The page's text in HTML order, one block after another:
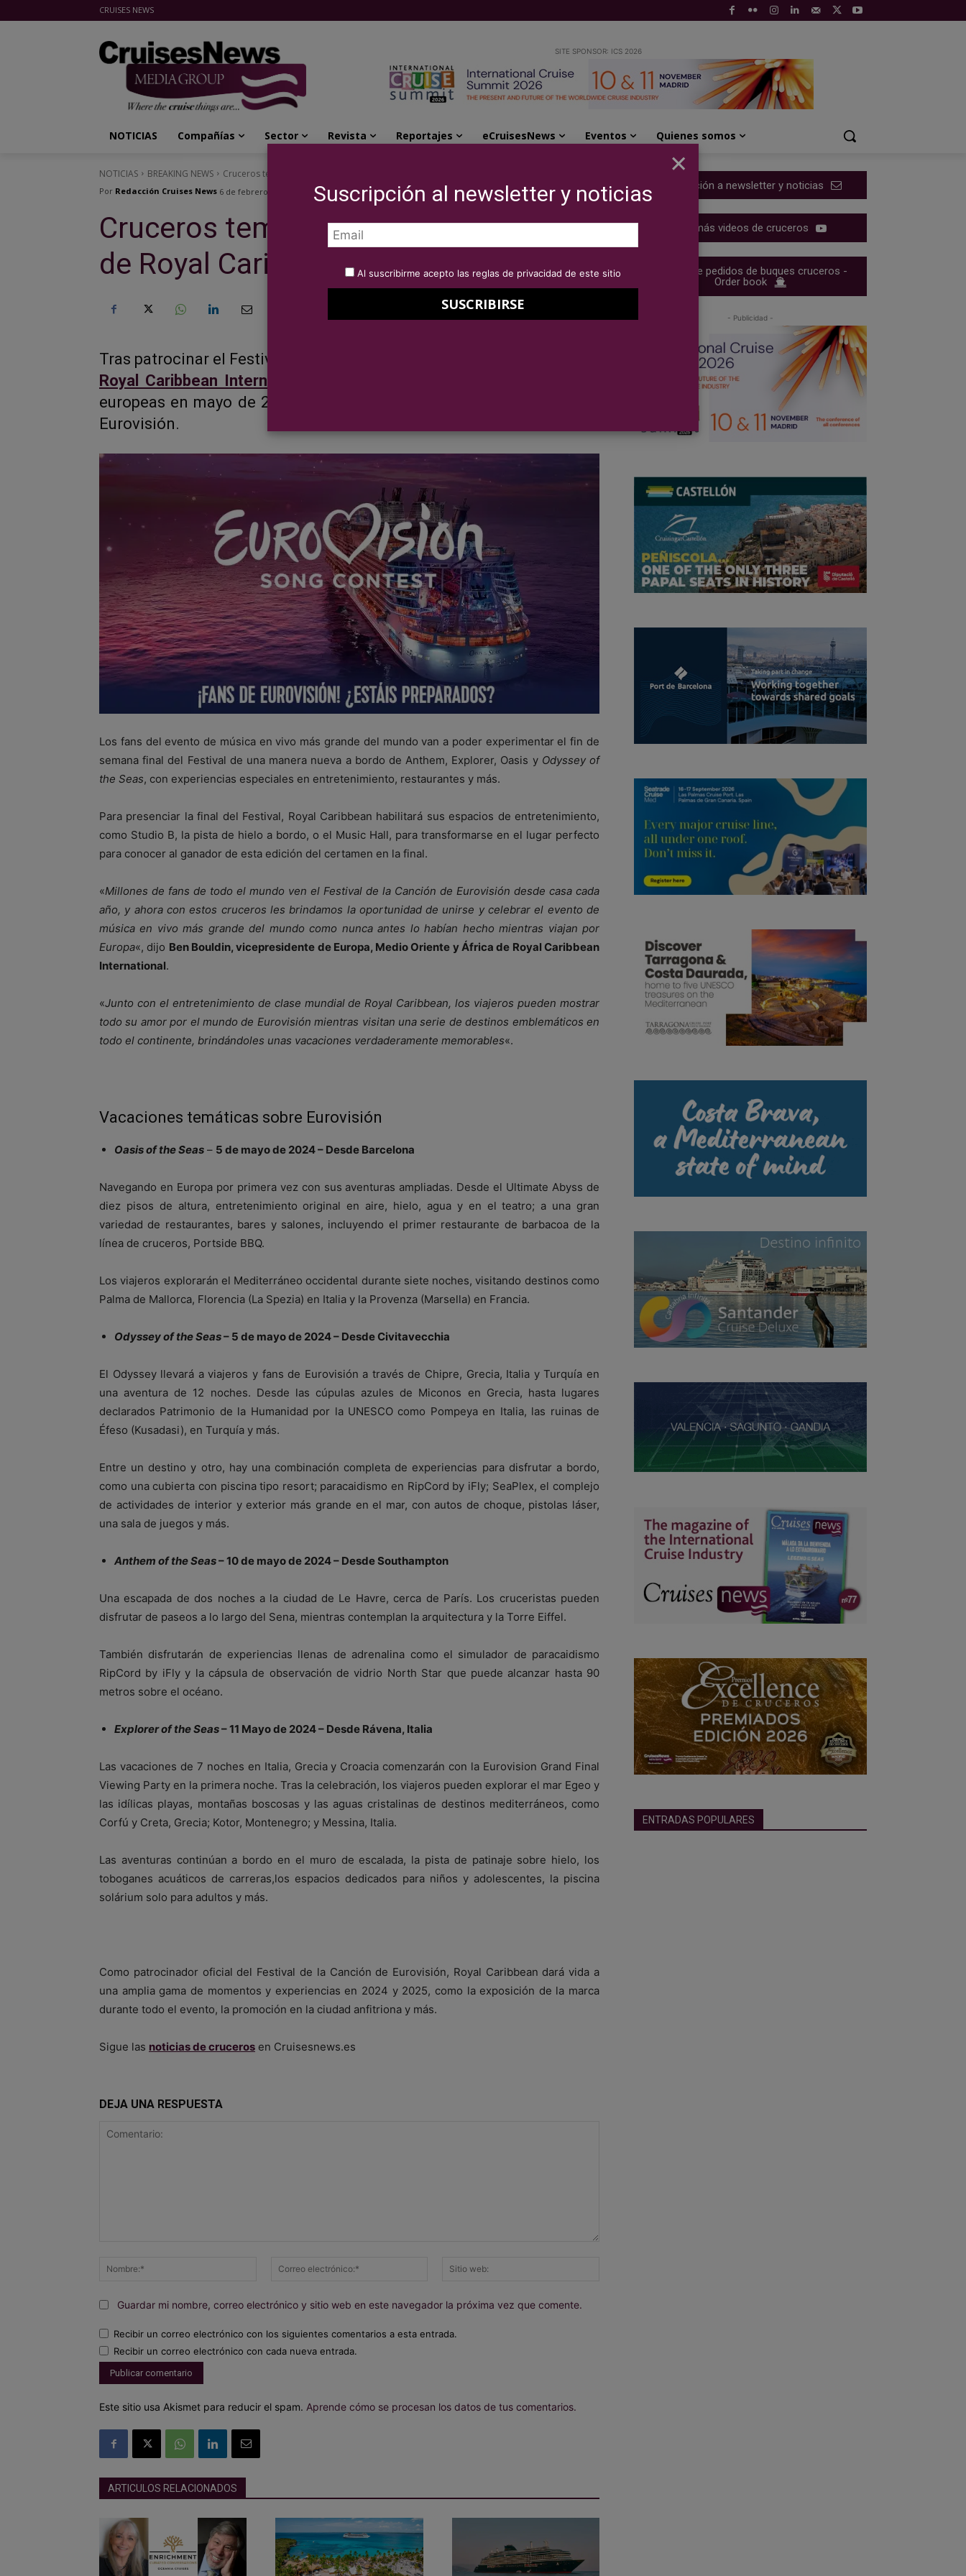
CRUISES NEWS
SITE SPONSOR: ICS 2026
NOTICIAS Compañías Sector Revista Reportajes eCruisesNews Eventos Quienes somos
NOTICIAS BREAKING NEWS Cruceros temáticos sobre Eurovisión de Royal Caribbean
Por Redacción Cruises News 6 de febrero de 2024
Cruceros temáticos sobre Eurovisión
de Royal Caribbean
Tras patrocinar el Festival de la Canción de Eurovisión de 2024 y 2025,
Royal Caribbean International
europeas en mayo de 2024 como cruceros oficiales temáticos sobre
Eurovisión.
Los fans del evento de música en vivo más grande del mundo van a poder experimentar el fin de
semana final del Festival de una manera nueva a bordo de Anthem, Explorer, Oasis y Odyssey of
the Seas, con experiencias especiales en entretenimiento, restaurantes y más.
Para presenciar la final del Festival, Royal Caribbean habilitará sus espacios de entretenimiento,
como Studio B, la pista de hielo a bordo, o el Music Hall, para transformarse en el lugar perfecto
para conocer al ganador de esta edición del certamen en la final.
«Millones de fans de todo el mundo ven el Festival de la Canción de Eurovisión desde casa cada
año, y ahora con estos cruceros les brindamos la oportunidad de unirse y celebrar el evento de
música en vivo más grande del mundo como nunca antes lo habían hecho mientras viajan por
Europa«, dijo Ben Bouldin, vicepresidente de Europa, Medio Oriente y África de Royal Caribbean
International.
«Junto con el entretenimiento de clase mundial de Royal Caribbean, los viajeros pueden mostrar
todo su amor por el mundo de Eurovisión mientras visitan una serie de destinos emblemáticos en
todo el continente, brindándoles unas vacaciones verdaderamente memorables«.
Vacaciones temáticas sobre Eurovisión
Oasis of the Seas – 5 de mayo de 2024 – Desde Barcelona
Navegando en Europa por primera vez con sus aventuras ampliadas. Desde el Ultimate Abyss de
diez pisos de altura, entretenimiento original en aire, hielo, agua y en el teatro; a una gran
variedad de restaurantes, bares y salones, incluyendo el primer restaurante de barbacoa de la
línea de cruceros, Portside BBQ.
Los viajeros explorarán el Mediterráneo occidental durante siete noches, visitando destinos como
Palma de Mallorca, Florencia (La Spezia) en Italia y la Provenza (Marsella) en Francia.
Odyssey of the Seas– 5 de mayo de 2024 – Desde Civitavecchia
El Odyssey llevará a viajeros y fans de Eurovisión a través de Chipre, Grecia, Italia y Turquía en
una aventura de 12 noches. Desde las cúpulas azules de Miconos en Grecia, hasta lugares
declarados Patrimonio de la Humanidad por la UNESCO como Pompeya en Italia, las ruinas de
Éfeso (Kusadasi), en Turquía y más.
Entre un destino y otro, hay una combinación completa de experiencias para disfrutar a bordo,
como una cubierta con piscina tipo resort; paracaidismo en RipCord by iFly; SeaPlex, el complejo
de actividades de interior y exterior más grande en el mar, con autos de choque, pistolas láser,
una sala de juegos y más.
Anthem of the Seas–10 de mayo de 2024 – Desde Southampton
Una escapada de dos noches a la ciudad de Le Havre, cerca de París. Los cruceristas pueden
disfrutar de paseos a lo largo del Sena, mientras contemplan la arquitectura y la Torre Eiffel.
También disfrutarán de experiencias llenas de adrenalina como el simulador de paracaidismo
RipCord by iFly y la cápsula de observación de vidrio North Star que puede alcanzar hasta 90
metros sobre el océano.
Explorer of the Seas– 11 Mayo de 2024 – Desde Rávena, Italia
Las vacaciones de 7 noches en Italia, Grecia y Croacia comenzarán con la Eurovision Grand Final
Viewing Party en la primera noche. Tras la celebración, los viajeros pueden explorar el mar Egeo y
las idílicas playas, montañas boscosas y las aguas cristalinas de destinos mediterráneos, como
Corfú y Creta, Grecia; Kotor, Montenegro; y Messina, Italia.
Las aventuras continúan a bordo en el muro de escalada, la pista de patinaje sobre hielo, los
toboganes acuáticos de carreras,los espacios dedicados para niños y adolescentes, la piscina
solárium solo para adultos y más.
Como patrocinador oficial del Festival de la Canción de Eurovisión, Royal Caribbean dará vida a
una amplia gama de momentos y experiencias en 2024 y 2025, como la exposición de la marca
durante todo el evento, la promoción en la ciudad anfitriona y más.
Sigue las noticias de cruceros en Cruisesnews.es
DEJA UNA RESPUESTA
Nombre:*
Correo
Guardar mi nombre, correo electrónico y sitio web en este navegador la próxima vez que comente.
Recibir un correo electrónico con los siguientes comentarios a esta entrada.
Recibir un correo electrónico con cada nueva entrada.
Este sitio usa Akismet para reducir el spam. Aprende cómo se procesan los datos de tus comentarios.
ARTICULOS RELACIONADOS
Suscripción a newsletter y noticias
Ver más videos de cruceros
Cartera de pedidos de buques cruceros -
Order book
- Publicidad -
ENTRADAS POPULARES
×
Suscripción al newsletter y noticias
Al suscribirme acepto las reglas de privacidad de este sitio